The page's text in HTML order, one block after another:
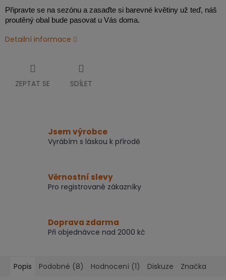
Připravte se na sezónu a zasaďte si barevné květiny už teď, náš
proutěný obal bude pasovat u Vás doma.
Detailní informace
ZEPTAT SE SDÍLET
Jsem výrobce
Vyrábím s láskou k přírodě
Věrnostní slevy
Pro registrované zákazníky
Doprava zdarma
Při objednávce nad 2000 kč
Popis Podobné (8) Hodnocení (1) Diskuze Značka